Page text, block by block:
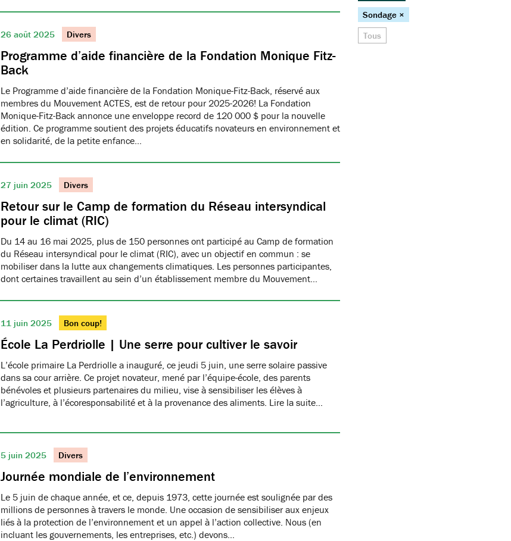
26 août 2025 Divers
Programme d’aide financière de la Fondation Monique Fitz-
Back
Le Programme d’aide financière de la Fondation Monique-Fitz-Back, réservé aux
membres du Mouvement ACTES, est de retour pour 2025-2026! La Fondation
Monique-Fitz-Back annonce une enveloppe record de 120 000 $ pour la nouvelle
édition. Ce programme soutient des projets éducatifs novateurs en environnement et
en solidarité, de la petite enfance…
27 juin 2025 Divers
Retour sur le Camp de formation du Réseau intersyndical
pour le climat (RIC)
Du 14 au 16 mai 2025, plus de 150 personnes ont participé au Camp de formation
du Réseau intersyndical pour le climat (RIC), avec un objectif en commun : se
mobiliser dans la lutte aux changements climatiques. Les personnes participantes,
dont certaines travaillent au sein d’un établissement membre du Mouvement…
11 juin 2025 Bon coup!
École La Perdriolle | Une serre pour cultiver le savoir
L’école primaire La Perdriolle a inauguré, ce jeudi 5 juin, une serre solaire passive
dans sa cour arrière. Ce projet novateur, mené par l’équipe-école, des parents
bénévoles et plusieurs partenaires du milieu, vise à sensibiliser les élèves à
l’agriculture, à l’écoresponsabilité et à la provenance des aliments. Lire la suite…
5 juin 2025 Divers
Journée mondiale de l’environnement
Le 5 juin de chaque année, et ce, depuis 1973, cette journée est soulignée par des
millions de personnes à travers le monde. Une occasion de sensibiliser aux enjeux
liés à la protection de l’environnement et un appel à l’action collective. Nous (en
incluant les gouvernements, les entreprises, etc.) devons…
Sondage ×
Tous